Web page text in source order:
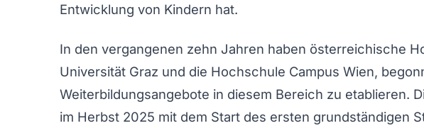
Entwicklung von Kindern hat.
In den vergangenen zehn Jahren haben österreichische
Universität Graz und die Hochschule Campus Wien,
Weiterbildungsangebote in diesem Bereich zu etablieren.
im Herbst 2025 mit dem Start des ersten grundständigen